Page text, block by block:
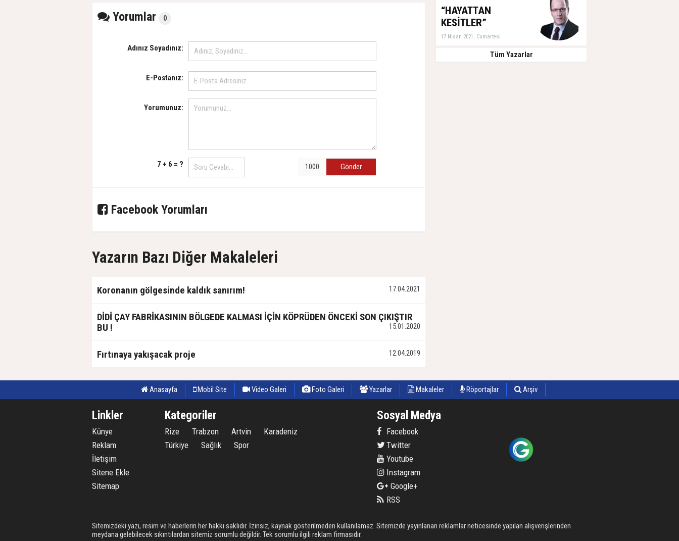
Yorumlar 0
Adınız Soyadınız:
E-Postanız:
Yorumunuz:
7 + 6 = ? Gönder
Facebook Yorumları
Yazarın Bazı Diğer Makaleleri
Koronanın gölgesinde kaldık sanırım! 17.04.2021
DİDİ ÇAY FABRİKASININ BÖLGEDE KALMASI İÇİN KÖPRÜDEN ÖNCEKİ SON ÇIKIŞTIR
BU !
15.01.2020
Fırtınaya yakışacak proje 12.04.2019
“HAYATTAN
KESİTLER”
17 Nisan 2021, Cumartesi
Tüm Yazarlar
Anasayfa Mobil Site Video Galeri Foto Galeri Yazarlar Makaleler Röportajlar Arşiv
Linkler
Künye
Reklam
İletişim
Sitene Ekle
Sitemap
Kategoriler
Rize Trabzon Artvin
Karadeniz
Türkiye
Sağlık Spor
Sosyal Medya
Facebook
Twitter
Youtube
Instagram
Google+
RSS
Sitemizdeki yazı, resim ve haberlerin her hakkı saklıdır. İzinsiz, kaynak gösterilmeden kullanılamaz. Sitemizde yayınlanan reklamlar neticesinde yapılan alışverişlerinden
meydana gelebilecek sıkıntılardan sitemiz sorumlu değildir. Tek sorumlu ilgili reklam firmasıdır.